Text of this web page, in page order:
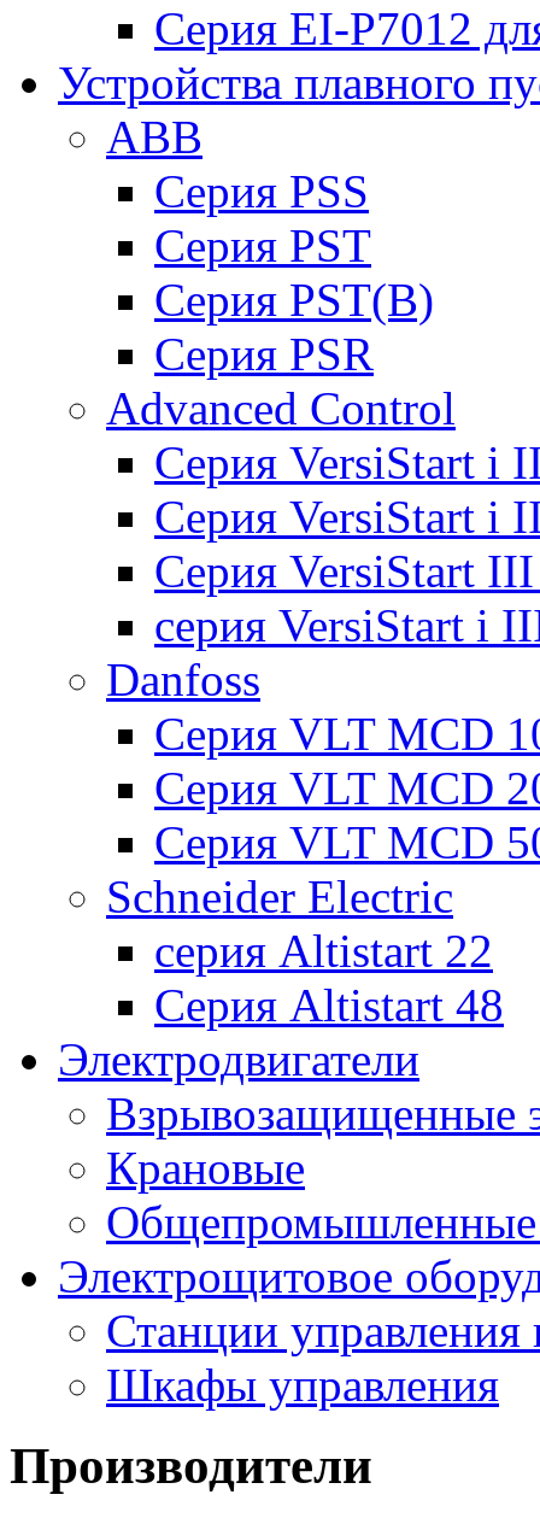
Серия EI-P7012
Устройства плавного
ABB
Cерия PSS
Cерия PST
Cерия PST(B)
Серия PSR
Advanced Control
Cерия VersiStart i
Cерия VersiStart i
Cерия VersiStart
серия VersiStart i
Danfoss
Серия VLT MCD
Серия VLT MCD
Серия VLT MCD
Schneider Electric
серия Altistart 22
Серия Altistart 48
Электродвигатели
Взрывозащищенные
Крановые
Общепромышленные
Электрощитовое
Станции управления
Шкафы управления
Производители